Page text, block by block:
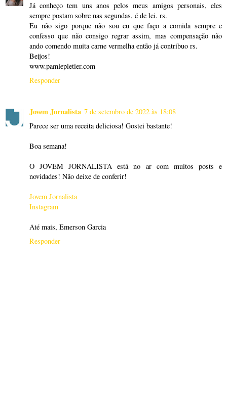
Já conheço tem uns anos pelos meus amigos personais, eles
sempre postam sobre nas segundas, é de lei. rs.
Eu não sigo porque não sou eu que faço a comida sempre e
confesso que não consigo regrar assim, mas compensação não
ando comendo muita carne vermelha então já contribuo rs.
Beijos!
www.pamlepletier.com
Responder
Jovem Jornalista 7 de setembro de 2022 às 18:08
Parece ser uma receita deliciosa! Gostei bastante!
Boa semana!
O JOVEM JORNALISTA está no ar com muitos posts e
novidades! Não deixe de conferir!
Jovem Jornalista
Instagram
Até mais, Emerson Garcia
Responder